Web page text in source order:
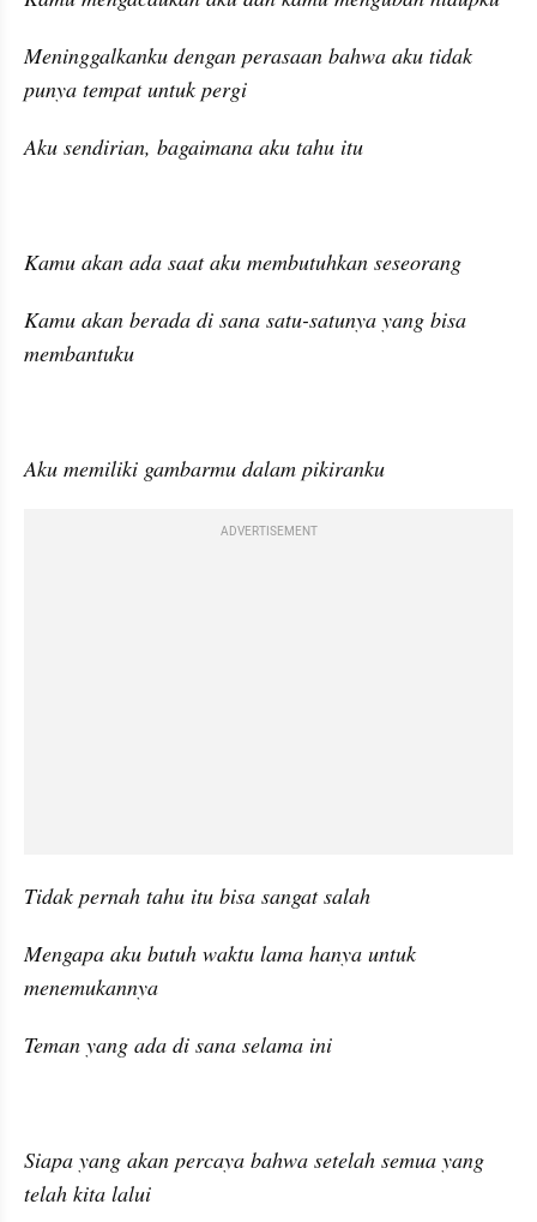
Meninggalkanku dengan perasaan bahwa aku tidak
punya tempat untuk pergi
Aku sendirian, bagaimana aku tahu itu
Kamu akan ada saat aku membutuhkan seseorang
Kamu akan berada di sana satu-satunya yang bisa
membantuku
Aku memiliki gambarmu dalam pikiranku
ADVERTISEMENT
Tidak pernah tahu itu bisa sangat salah
Mengapa aku butuh waktu lama hanya untuk
menemukannya
Teman yang ada di sana selama ini
Siapa yang akan percaya bahwa setelah semua yang
telah kita lalui